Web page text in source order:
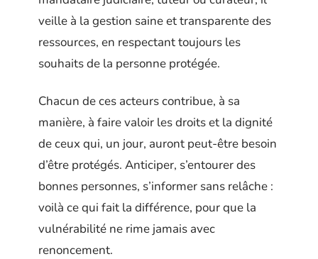
veille à la gestion saine et transparente des
ressources, en respectant toujours les
souhaits de la personne protégée.
Chacun de ces acteurs contribue, à sa
manière, à faire valoir les droits et la dignité
de ceux qui, un jour, auront peut-être besoin
d’être protégés. Anticiper, s’entourer des
bonnes personnes, s’informer sans relâche :
voilà ce qui fait la différence, pour que la
vulnérabilité ne rime jamais avec
renoncement.